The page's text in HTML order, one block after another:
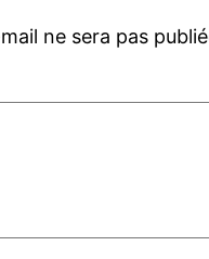
ne sera pas